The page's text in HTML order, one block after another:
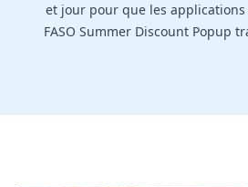
et jour pour que les
FASO Summer Discount Popup